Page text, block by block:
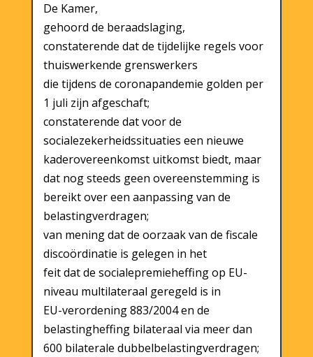
De Kamer,
gehoord de beraadslaging,
constaterende dat de tijdelijke regels voor
thuiswerkende grenswerkers
die tijdens de coronapandemie golden per
1 juli zijn afgeschaft;
constaterende dat voor de
socialezekerheidssituaties een nieuwe
kaderovereenkomst uitkomst biedt, maar
dat nog steeds geen overeenstemming is
bereikt over een aanpassing van de
belastingverdragen;
van mening dat de oorzaak van de fiscale
discoördinatie is gelegen in het
feit dat de socialepremieheffing op EU-
niveau multilateraal geregeld is in
EU-verordening 883/2004 en de
belastingheffing bilateraal via meer dan
600 bilaterale dubbelbelastingverdragen;